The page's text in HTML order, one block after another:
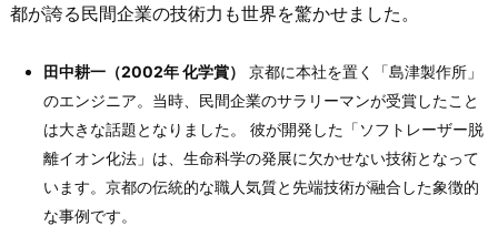
都が誇る民間企業の技術力も世界を驚かせました。
田中耕一（2002年 化学賞）
京都に本社を置く「島津製作所」
のエンジニア。当時、民間企業のサラリーマンが受賞したこと
は大きな話題となりました。 彼が開発した「ソフトレーザー脱
離イオン化法」は、生命科学の発展に欠かせない技術となって
います。京都の伝統的な職人気質と先端技術が融合した象徴的
な事例です。